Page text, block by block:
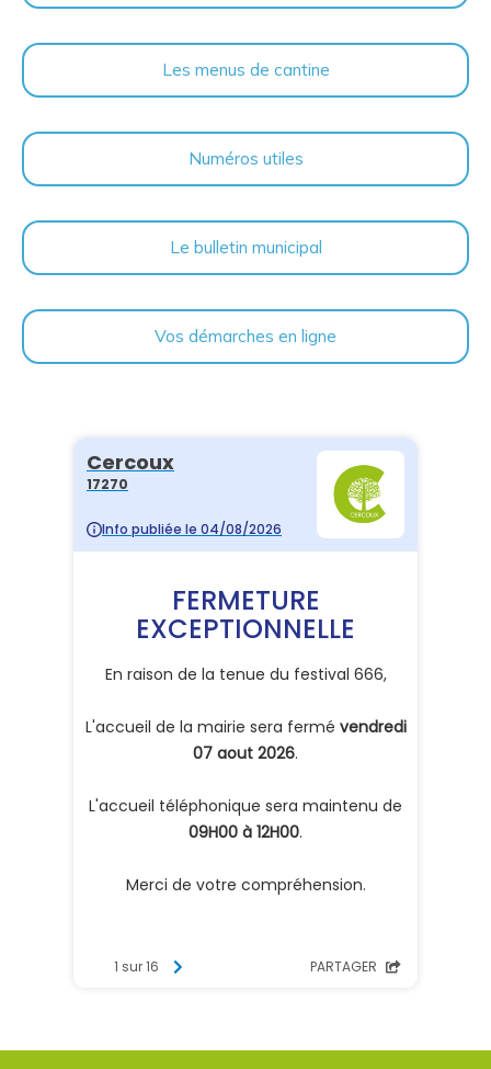
Les menus de cantine
Numéros utiles
Le bulletin municipal
Vos démarches en ligne